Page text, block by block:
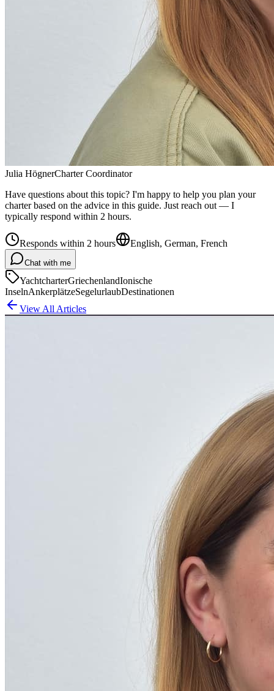
Julia HögnerCharter Coordinator
Have questions about this topic? I'm happy to help you plan your
charter based on the advice in this guide. Just reach out — I
typically respond within 2 hours.
Responds within 2 hours English, German, French
Chat with me
YachtcharterGriechenlandIonische
InselnAnkerplätzeSegelurlaubDestinationen
View All Articles